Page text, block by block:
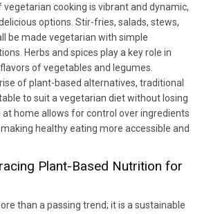
cooking is vibrant and dynamic,
options. Stir-fries, salads, stews,
be made vegetarian with simple
Herbs and spices play a key role in
of vegetables and legumes.
of plant-based alternatives, traditional
to suit a vegetarian diet without losing
at home allows for control over ingredients
healthy eating more accessible and
Plant-Based Nutrition for
than a passing trend; it is a sustainable